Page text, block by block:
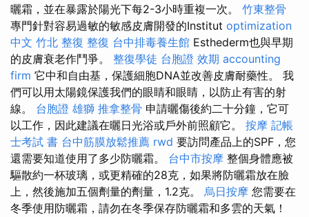
曬霜，並在暴露於陽光下每2-3小時重複一次。 竹東整骨
專門針對容易過敏的敏感皮膚開發的Institut optimization
中文 竹北 整復 整復 台中排毒養生館 Esthederm也與早期
的皮膚衰老作鬥爭。 整復學徒 台胞證 效期 accounting
firm 它中和自由基，保護細胞DNA並改善皮膚耐藥性。 我
們可以用太陽鏡保護我們的眼睛和眼睛，以防止有害的射
線。 台胞證 雄獅 推拿整骨 申請曬傷後約二十分鐘，它可
以工作，因此建議在曬日光浴或戶外前照顧它。 按摩 記帳
士考試 書 台中筋膜放鬆推薦 rwd 要訪問產品上的SPF，您
還需要知道使用了多少防曬霜。 台中市按摩 整個身體應被
驅散約一杯玻璃，或更精確的28克，如果將防曬霜放在臉
上，然後施加五個劑量的劑量，1.2克。 烏日按摩 您需要在
冬季使用防曬霜，請勿在冬季保存防曬霜和多雲的天氣！